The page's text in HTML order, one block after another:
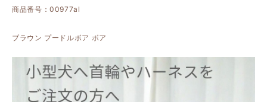
商品番号：00977al
ブラウン プードルボア ボア